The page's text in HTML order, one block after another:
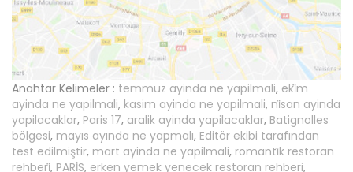
Anahtar Kelimeler : temmuz ayinda ne yapilmali, eki̇m
ayinda ne yapilmali, kasim ayinda ne yapilmali, ni̇san ayinda
yapilacaklar, Paris 17, aralik ayinda yapilacaklar, Batignolles
bölgesi, mayıs ayında ne yapmalı, Editör ekibi tarafından
test edilmiştir, mart ayinda ne yapilmali, romanti̇k restoran
rehberi̇, PARİS, erken yemek yenecek restoran rehberi,